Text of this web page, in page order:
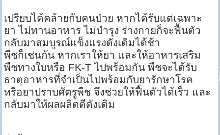
เปรียบได้คล้ายกับคนป่วย หากได้รับแต่เฉพาะ
ยา ไม่ทานอาหาร ไม่บำรุง ร่างกายก็จะฟื้นตัว
กลับมาสมบูรณ์แข็งแรงดังเดิมได้ช้า
พืชก็เช่นกัน หากเราให้ยา และให้อาหารเสริม
พืชทางใบหรือ FK-T ไปพร้อมกัน พืชจะได้รับ
ธาตุอาหารที่จำเป็นไปพร้อมกับยารักษาโรค
หรือยาปราบศัตรูพืช จึงช่วยให้ฟื้นตัวได้เร็ว และ
กลับมาให้ผลผลิตดีดังเดิม